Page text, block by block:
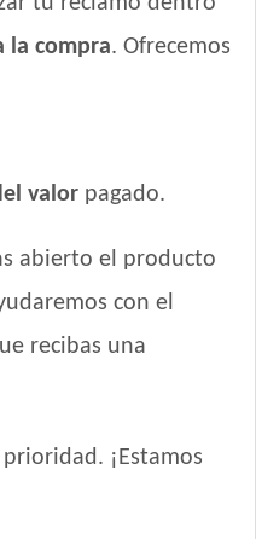
Grande
Raza Mediana
Mediana y Grande
Pequeña
la compra. Ofrecemos
valor pagado.
abierto el producto
con el
recibas una
¡Estamos